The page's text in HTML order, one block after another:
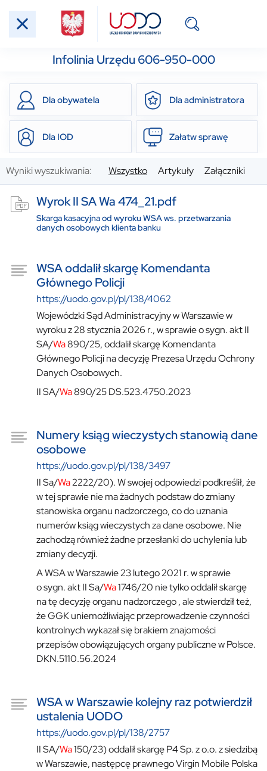
Infolinia Urzędu 606-950-000
Dla obywatela Dla administratora
Dla IOD Załatw sprawę
Wyniki wyszukiwania: Wszystko Artykuły Załączniki
Wyrok II SA Wa 474_21.pdf
Skarga kasacyjna od wyroku WSA ws. przetwarzania
danych osobowych klienta banku
WSA oddalił skargę Komendanta
Głównego Policji
https://uodo.gov.pl/pl/138/4062
Wojewódzki Sąd Administracyjny w Warszawie w
wyroku z 28 stycznia 2026 r., w sprawie o sygn. akt II
SA/Wa890/25, oddalił skargę Komendanta
Głównego Policji na decyzję Prezesa Urzędu Ochrony
Danych Osobowych.
II SA/Wa890/25 DS.523.4750.2023
Numery ksiąg wieczystych stanowią dane
osobowe
https://uodo.gov.pl/pl/138/3497
II Sa/Wa2222/20). W swojej odpowiedzi podkreślił, że
w tej sprawie nie ma żadnych podstaw do zmiany
stanowiska organu nadzorczego, co do uznania
numerów ksiąg wieczystych za dane osobowe. Nie
zachodzą również żadne przesłanki do uchylenia lub
zmiany decyzji.
A WSA w Warszawie 23 lutego 2021 r. w sprawie
o sygn. akt II Sa/Wa1746/20 nie tylko oddalił skargę
na tę decyzję organu nadzorczego , ale stwierdził też,
że GGK uniemożliwiając przeprowadzenie czynności
kontrolnych wykazał się brakiem znajomości
przepisów obowiązujących organy publiczne w Polsce.
DKN.5110.56.2024
WSA w Warszawie kolejny raz potwierdził
ustalenia UODO
https://uodo.gov.pl/pl/138/2757
II SA/Wa150/23) oddalił skargę P4 Sp. z o.o. z siedzibą
w Warszawie, następcę prawnego Virgin Mobile Polska